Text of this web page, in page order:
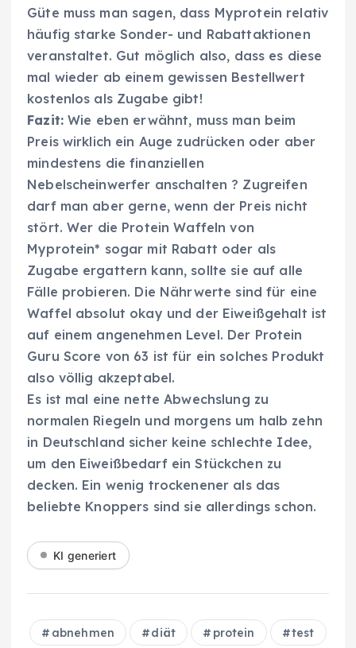
Güte muss man sagen, dass Myprotein relativ
häufig starke Sonder- und Rabattaktionen
veranstaltet. Gut möglich also, dass es diese
mal wieder ab einem gewissen Bestellwert
kostenlos als Zugabe gibt!
Fazit:Wie eben erwähnt, muss man beim
Preis wirklich ein Auge zudrücken oder aber
mindestens die finanziellen
Nebelscheinwerfer anschalten ? Zugreifen
darf man aber gerne, wenn der Preis nicht
stört. Wer die Protein Waffeln von
Myprotein* sogar mit Rabatt oder als
Zugabe ergattern kann, sollte sie auf alle
Fälle probieren. Die Nährwerte sind für eine
Waffel absolut okay und der Eiweißgehalt ist
auf einem angenehmen Level. Der Protein
Guru Score von 63 ist für ein solches Produkt
also völlig akzeptabel.
Es ist mal eine nette Abwechslung zu
normalen Riegeln und morgens um halb zehn
in Deutschland sicher keine schlechte Idee,
um den Eiweißbedarf ein Stückchen zu
decken. Ein wenig trockenener als das
beliebte Knoppers sind sie allerdings schon.
KI generiert
abnehmen diät protein test